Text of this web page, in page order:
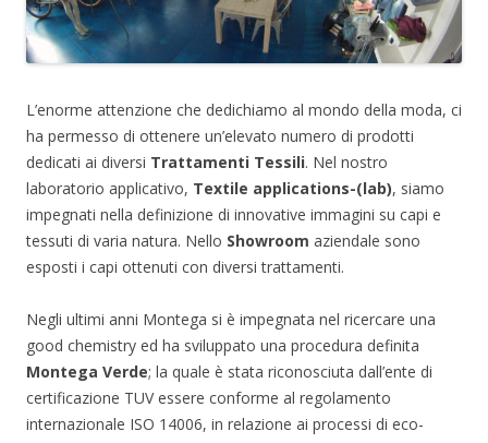
L’enorme attenzione che dedichiamo al mondo della moda, ci
ha permesso di ottenere un’elevato numero di prodotti
dedicati ai diversi Trattamenti Tessili. Nel nostro
laboratorio applicativo, Textile applications-(lab), siamo
impegnati nella definizione di innovative immagini su capi e
tessuti di varia natura. Nello Showroom aziendale sono
esposti i capi ottenuti con diversi trattamenti.
Negli ultimi anni Montega si è impegnata nel ricercare una
good chemistry ed ha sviluppato una procedura definita
Montega Verde; la quale è stata riconosciuta dall’ente di
certificazione TUV essere conforme al regolamento
internazionale ISO 14006, in relazione ai processi di eco-